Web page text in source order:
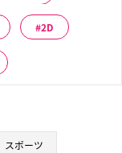
2D
スポーツ